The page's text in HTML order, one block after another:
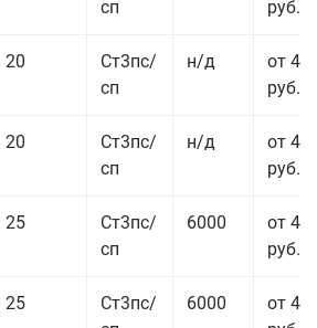
сп
руб.
20
Ст3пс/
сп
н/д
от 46
руб.
20
Ст3пс/
сп
н/д
от 45
руб.
25
Ст3пс/
сп
6000
от 46
руб.
25
Ст3пс/
6000
от 43